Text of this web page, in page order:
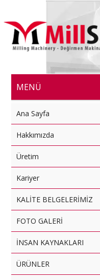
MENÜ
Ana Sayfa
Hakkımızda
Üretim
Kariyer
KALİTE BELGELERİMİZ
FOTO GALERİ
İNSAN KAYNAKLARI
ÜRÜNLER